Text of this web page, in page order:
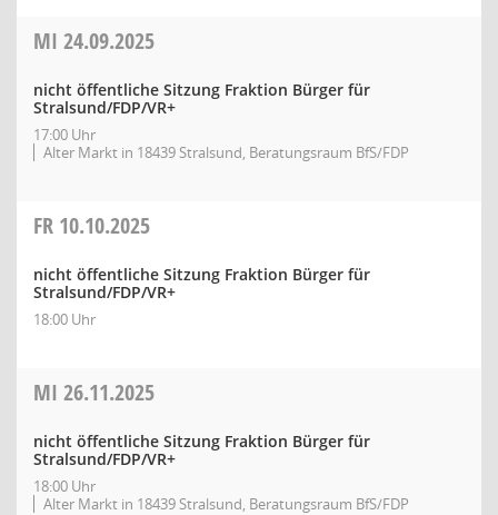
MI 24.09.2025
nicht öffentliche Sitzung Fraktion Bürger für
Stralsund/FDP/VR+
17:00 Uhr
Alter Markt in 18439 Stralsund, Beratungsraum BfS/FDP
FR 10.10.2025
nicht öffentliche Sitzung Fraktion Bürger für
Stralsund/FDP/VR+
18:00 Uhr
MI 26.11.2025
nicht öffentliche Sitzung Fraktion Bürger für
Stralsund/FDP/VR+
18:00 Uhr
Alter Markt in 18439 Stralsund, Beratungsraum BfS/FDP